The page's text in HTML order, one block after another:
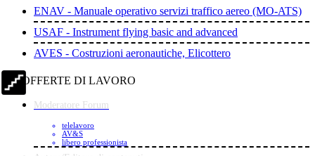
ENAV - Manuale operativo servizi traffico aereo (MO-ATS)
USAF - Instrument flying basic and advanced
AVES - Costruzioni aeronautiche, Elicottero
OFFERTE DI LAVORO
Moderatore Forum
telelavoro
AV&S
libero professionista